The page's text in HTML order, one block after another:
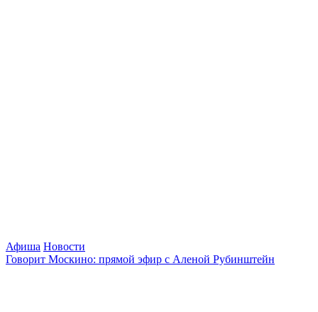
Афиша Новости
Говорит Москино: прямой эфир с Аленой Рубинштейн